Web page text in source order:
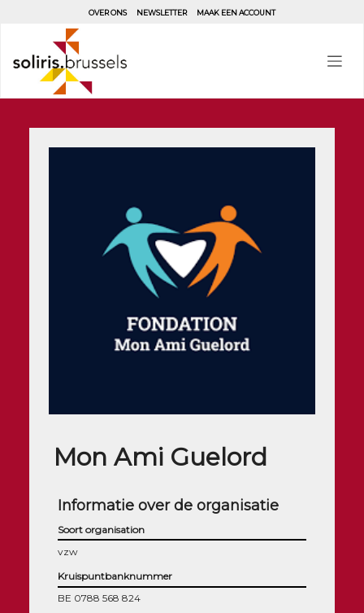
OVER ONS NEWSLETTER MAAK EEN ACCOUNT
Mon Ami Guelord
Informatie over de organisatie
Soort organisation
vzw
Kruispuntbanknummer
BE 0788 568 824